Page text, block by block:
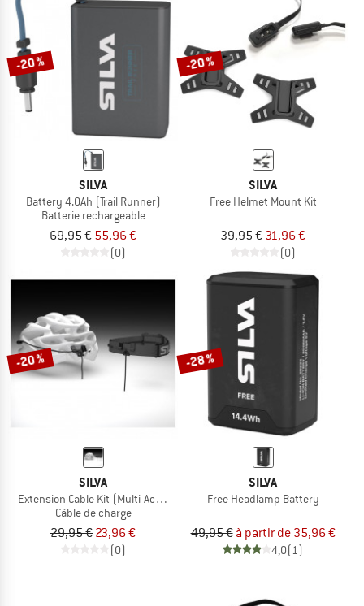
-20 %
SILVA
Battery 4.0Ah (Trail Runner)
Batterie rechargeable
69,95 € 55,96 €
(0)
-20 %
SILVA
Free Helmet Mount Kit
39,95 € 31,96 €
(0)
-20 %
SILVA
Extension Cable Kit (Multi-Activity)
Câble de charge
29,95 € 23,96 €
(0)
-28 %
SILVA
Free Headlamp Battery
49,95 € à partir de 35,96 €
4,0(1)